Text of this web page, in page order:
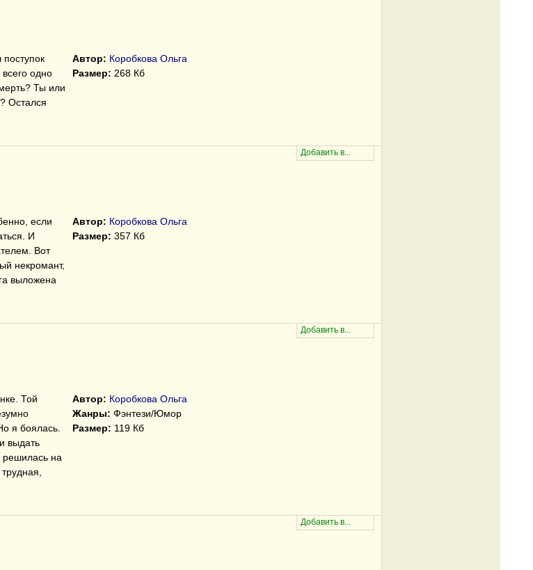
одно
Ты или
Остался
Автор: Коробкова Ольга
Размер: 268 Кб
если
И
Вот
некромант,
выложена
Автор: Коробкова Ольга
Размер: 357 Кб
Той
я боялась.
выдать
решилась на
Автор: Коробкова Ольга
Жанры: Фэнтези/Юмор
Размер: 119 Кб